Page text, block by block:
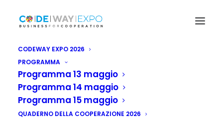
CODEWAY EXPO 2026
PROGRAMMA
Programma 13 maggio
Programma 14 maggio
Programma 15 maggio
QUADERNO DELLA COOPERAZIONE 2026